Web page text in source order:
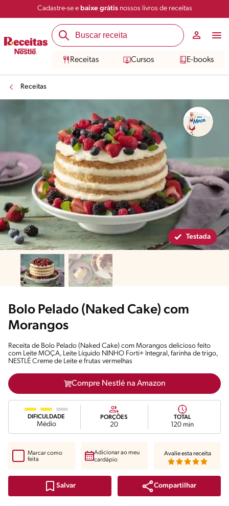
Cadastre-se e baixe grátisnossos livros de receitas
Receitas Cursos E-books
Receitas
Salvar Compartilhar
Testada
Bolo Pelado (Naked Cake) com
Morangos
Receita de Bolo Pelado (Naked Cake) com Morangos delicioso feito
com Leite MOÇA, Leite Líquido NINHO Forti+ Integral, farinha de trigo,
NESTLÉ Creme de Leite e frutas vermelhas
Compre Nestlé na Amazon
DIFICULDADE
Médio
PORÇÕES
20
TOTAL
120 min
Salvar Compartilhar
Marcar como
feita
Adicionar ao meu
cardápio
Avalie esta receita